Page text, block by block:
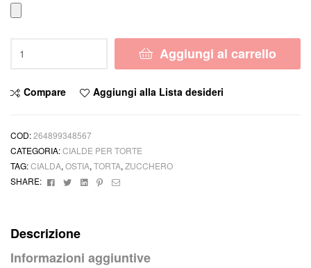
JUVENTUS
JUVE
con
Torta
Ostia
o
Zucchero
Aggiungi al carrello
Compare Aggiungi alla Lista desideri
COD:264899348567
CATEGORIA:CIALDE PER TORTE
TAG:CIALDA, OSTIA, TORTA, ZUCCHERO
SHARE:
FacebookTwitterLinkedinPinterest
Email
Descrizione
Informazioni aggiuntive